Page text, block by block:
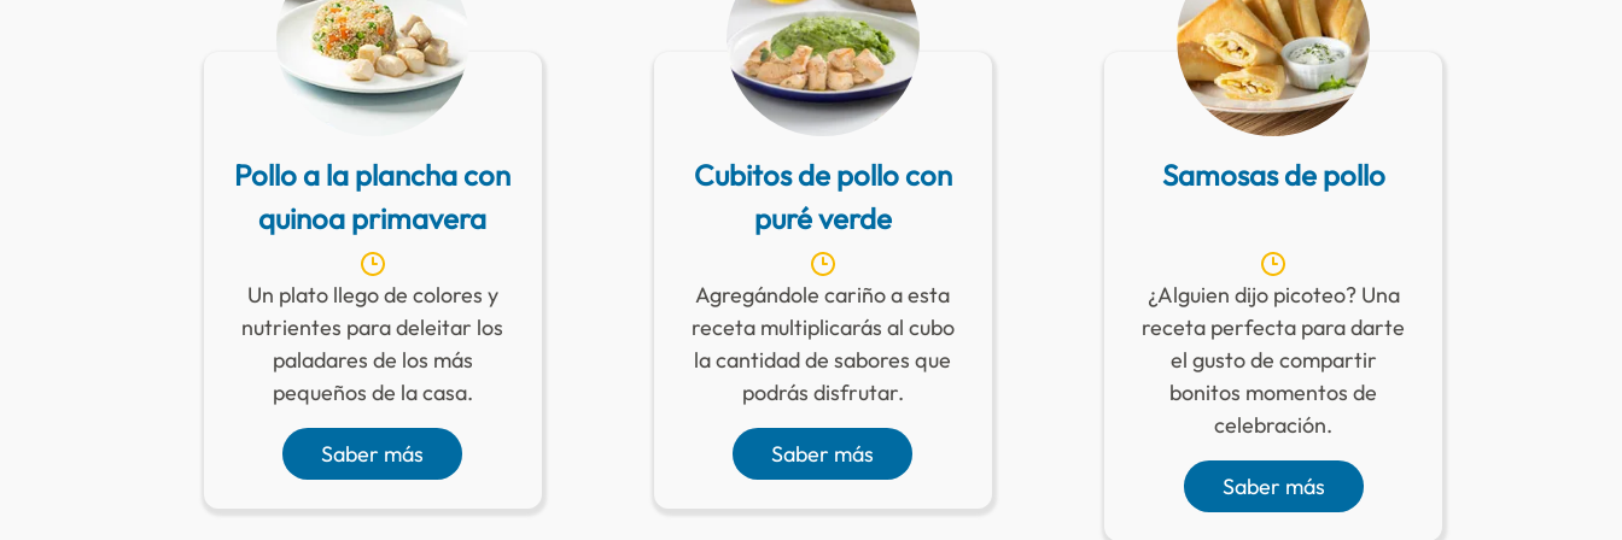
Pollo a la plancha con
quinoa primavera
Un plato llego de colores y
nutrientes para deleitar los
paladares de los más
pequeños de la casa.
Saber más
Cubitos de pollo con
puré verde
Agregándole cariño a esta
receta multiplicarás al cubo
la cantidad de sabores que
podrás disfrutar.
Saber más
Samosas de pollo
¿Alguien dijo picoteo? Una
receta perfecta para darte
el gusto de compartir
bonitos momentos de
celebración.
Saber más